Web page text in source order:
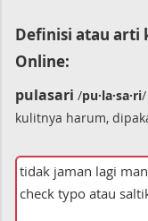
Definisi atau arti
Online:
pulasari /pu·la·sa·ri/
kulitnya harum,